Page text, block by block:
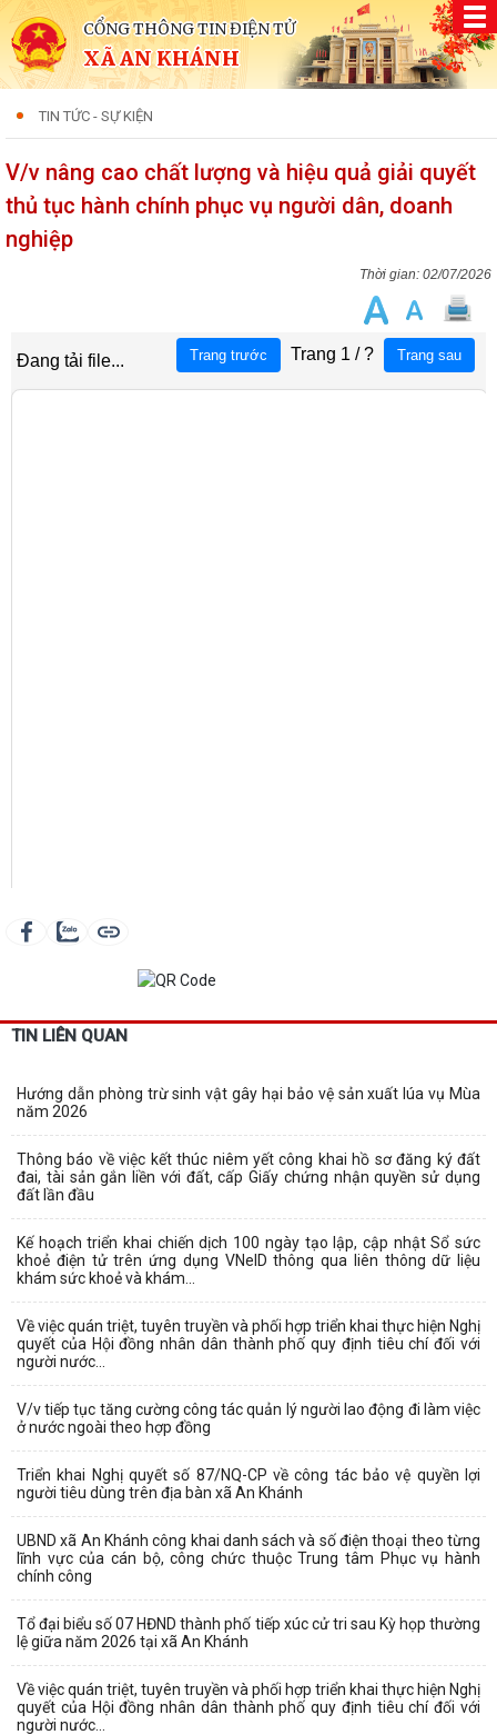
CỔNG THÔNG TIN ĐIỆN TỬ
XÃ AN KHÁNH
TIN TỨC - SỰ KIỆN
V/v nâng cao chất lượng và hiệu quả giải quyết
thủ tục hành chính phục vụ người dân, doanh
nghiệp
02/07/2026
TIN LIÊN QUAN
Hướng dẫn phòng trừ sinh vật gây hại bảo vệ sản xuất lúa vụ Mùa
năm 2026
Thông báo về việc kết thúc niêm yết công khai hồ sơ đăng ký đất
đai, tài sản gắn liền với đất, cấp Giấy chứng nhận quyền sử dụng
đất lần đầu
Kế hoạch triển khai chiến dịch 100 ngày tạo lập, cập nhật Sổ sức
khoẻ điện tử trên ứng dụng VNeID thông qua liên thông dữ liệu
khám sức khoẻ và khám...
Về việc quán triệt, tuyên truyền và phối hợp triển khai thực hiện Nghị
quyết của Hội đồng nhân dân thành phố quy định tiêu chí đối với
người nước...
V/v tiếp tục tăng cường công tác quản lý người lao động đi làm việc
ở nước ngoài theo hợp đồng
Triển khai Nghị quyết số 87/NQ-CP về công tác bảo vệ quyền lợi
người tiêu dùng trên địa bàn xã An Khánh
UBND xã An Khánh công khai danh sách và số điện thoại theo từng
lĩnh vực của cán bộ, công chức thuộc Trung tâm Phục vụ hành
chính công
Tổ đại biểu số 07 HĐND thành phố tiếp xúc cử tri sau Kỳ họp thường
lệ giữa năm 2026 tại xã An Khánh
Về việc quán triệt, tuyên truyền và phối hợp triển khai thực hiện Nghị
quyết của Hội đồng nhân dân thành phố quy định tiêu chí đối với
người nước...